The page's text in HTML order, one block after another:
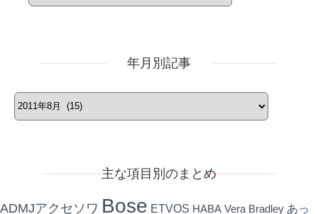
年月別記事
主な項目別のまとめ
ADMJアクセソワ Bose ETVOS HABA Vera Bradley あっ